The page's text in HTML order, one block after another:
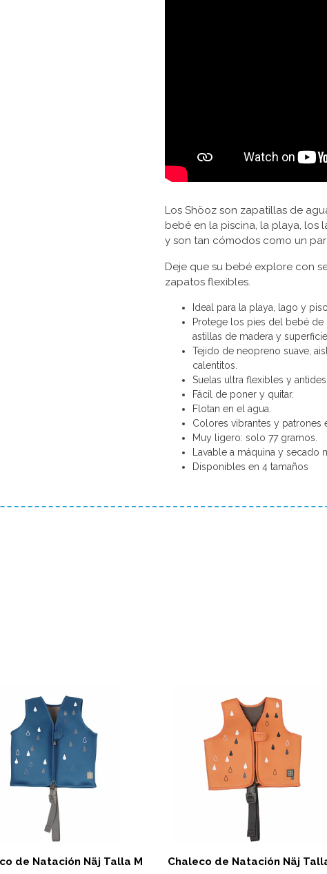
Los Shöoz son zapatillas de
bebé en la piscina, la playa, los
y son tan cómodos como un
Deje que su bebé explore con
zapatos flexibles.
Ideal para la playa, lago y
Protege los pies del bebé de
astillas de madera y
Tejido de neopreno suave,
calentitos.
Suelas ultra flexibles y
Fácil de poner y quitar.
Flotan en el agua.
Colores vibrantes y patrones
Muy ligero: solo 77 gramos.
Lavable a máquina y secado
Disponibles en 4 tamaños
de Natación Näj Talla M
Ver detalles
Chaleco de Natación Näj
Ver detalles